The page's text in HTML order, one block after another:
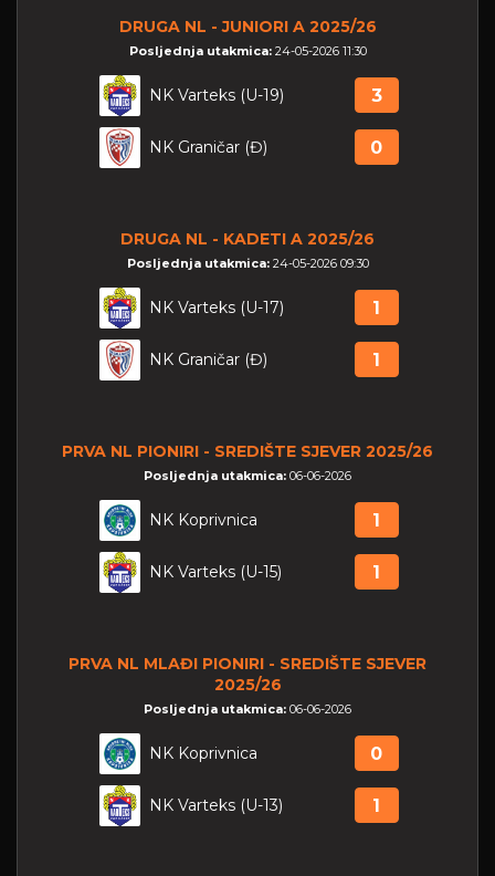
DRUGA NL - JUNIORI A 2025/26
Posljednja utakmica: 24-05-2026 11:30
NK Varteks (U-19) 3
NK Graničar (Đ) 0
DRUGA NL - KADETI A 2025/26
Posljednja utakmica: 24-05-2026 09:30
NK Varteks (U-17) 1
NK Graničar (Đ) 1
PRVA NL PIONIRI - SREDIŠTE SJEVER 2025/26
Posljednja utakmica: 06-06-2026
NK Koprivnica 1
NK Varteks (U-15) 1
PRVA NL MLAĐI PIONIRI - SREDIŠTE SJEVER
2025/26
Posljednja utakmica: 06-06-2026
NK Koprivnica 0
NK Varteks (U-13) 1